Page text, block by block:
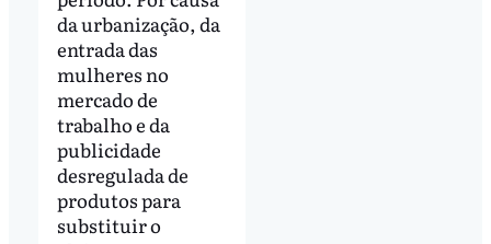
da urbanização, da
entrada das
mulheres no
mercado de
trabalho e da
publicidade
desregulada de
produtos para
substituir o